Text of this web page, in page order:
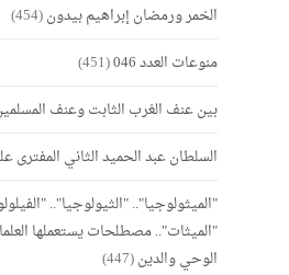
الخمر ورمضان إبراهيم بيدون(454)
منوعات العدد 046
(451)
بين عنف الغرب الثابت وعنف
السلطان عبد الحميد الثاني المفترى
"الميثولوجيا".. "الثيولوجيا"..
"الميثات".. مصطلحات يستعملها
الوحي والدين(447)